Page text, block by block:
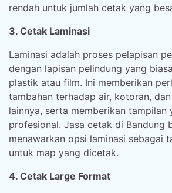
rendah untuk jumlah cetak yang
3. Cetak Laminasi
Laminasi adalah proses pelapisan
dengan lapisan pelindung yang
plastik atau film. Ini memberikan
tambahan terhadap air, kotoran,
lainnya, serta memberikan tampilan
profesional. Jasa cetak di Bandung
menawarkan opsi laminasi sebagai
untuk map yang dicetak.
4. Cetak Large Format